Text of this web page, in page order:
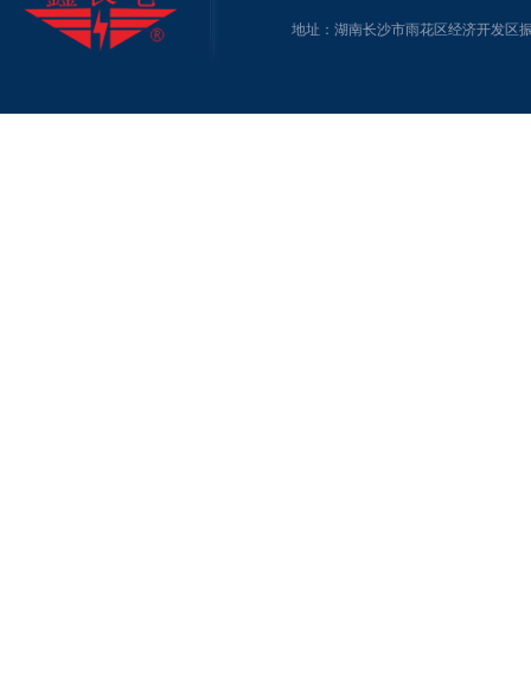
地址：湖南长沙市雨花区经济开发区